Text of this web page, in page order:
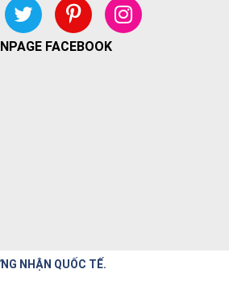
FACEBOOK
NHẬN QUỐC TẾ.